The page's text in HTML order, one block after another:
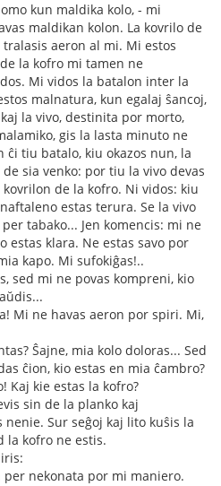
kun maldika kolo, - mi
maldikan kolon. La kovrilo de
aeron al mi. Mi estos
la kofro mi tamen ne
Mi vidos la batalon inter la
malnatura, kun egalaj ŝancoj,
la vivo, destinita por morto,
gis la lasta minuto ne
ĉi tiu batalo, kiu okazos nun, la
sia venko: por tiu la vivo devas
de la kofro. Ni vidos: kiu
estas terura. Se la vivo
tabako... Jen komencis: mi ne
estas klara. Ne estas savo por
kapo. Mi sufokiĝas!..
sed mi ne povas kompreni, kio
Mi ne havas aeron por spiri. Mi,
Ŝajne, mia kolo doloras... Sed
ĉion, kio estas en mia ĉambro?
Kaj kie estas la kofro?
sin de la planko kaj
Sur seĝoj kaj lito kuŝis la
la kofro ne estis.
per nekonata por mi maniero.